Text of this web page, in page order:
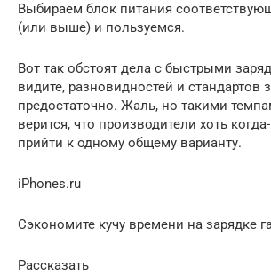
Выбираем блок питания
(или выше) и пользуемся.
Вот так обстоят дела с быстрыми
видите, разновидностей и стандартов
предостаточно. Жаль, но такими
верится, что производители хоть
прийти к одному общему варианту.
iPhones.ru
Сэкономите кучу времени на зарядке
Рассказать